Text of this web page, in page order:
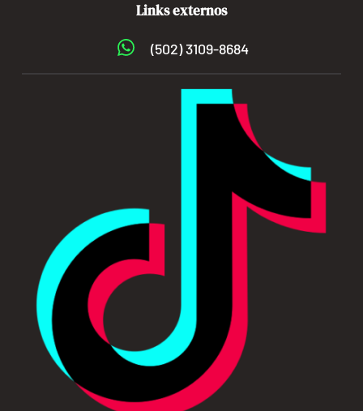
Links externos
(502) 3109-8684